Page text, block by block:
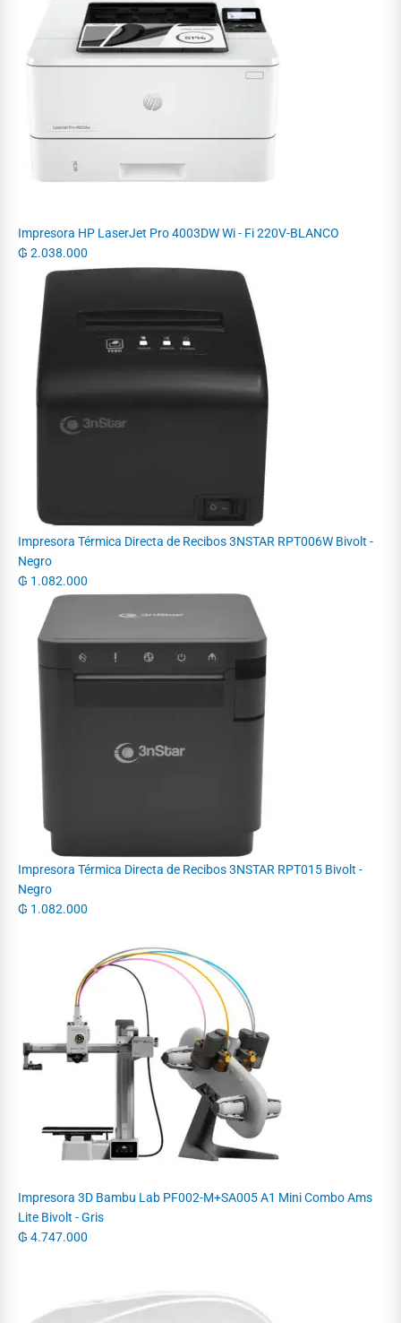
Impresora HP LaserJet Pro 4003DW Wi - Fi 220V-BLANCO
₲ 2.038.000
Impresora Térmica Directa de Recibos 3NSTAR RPT006W Bivolt -
Negro
₲ 1.082.000
Impresora Térmica Directa de Recibos 3NSTAR RPT015 Bivolt -
Negro
₲ 1.082.000
Impresora 3D Bambu Lab PF002-M+SA005 A1 Mini Combo Ams
Lite Bivolt - Gris
₲ 4.747.000